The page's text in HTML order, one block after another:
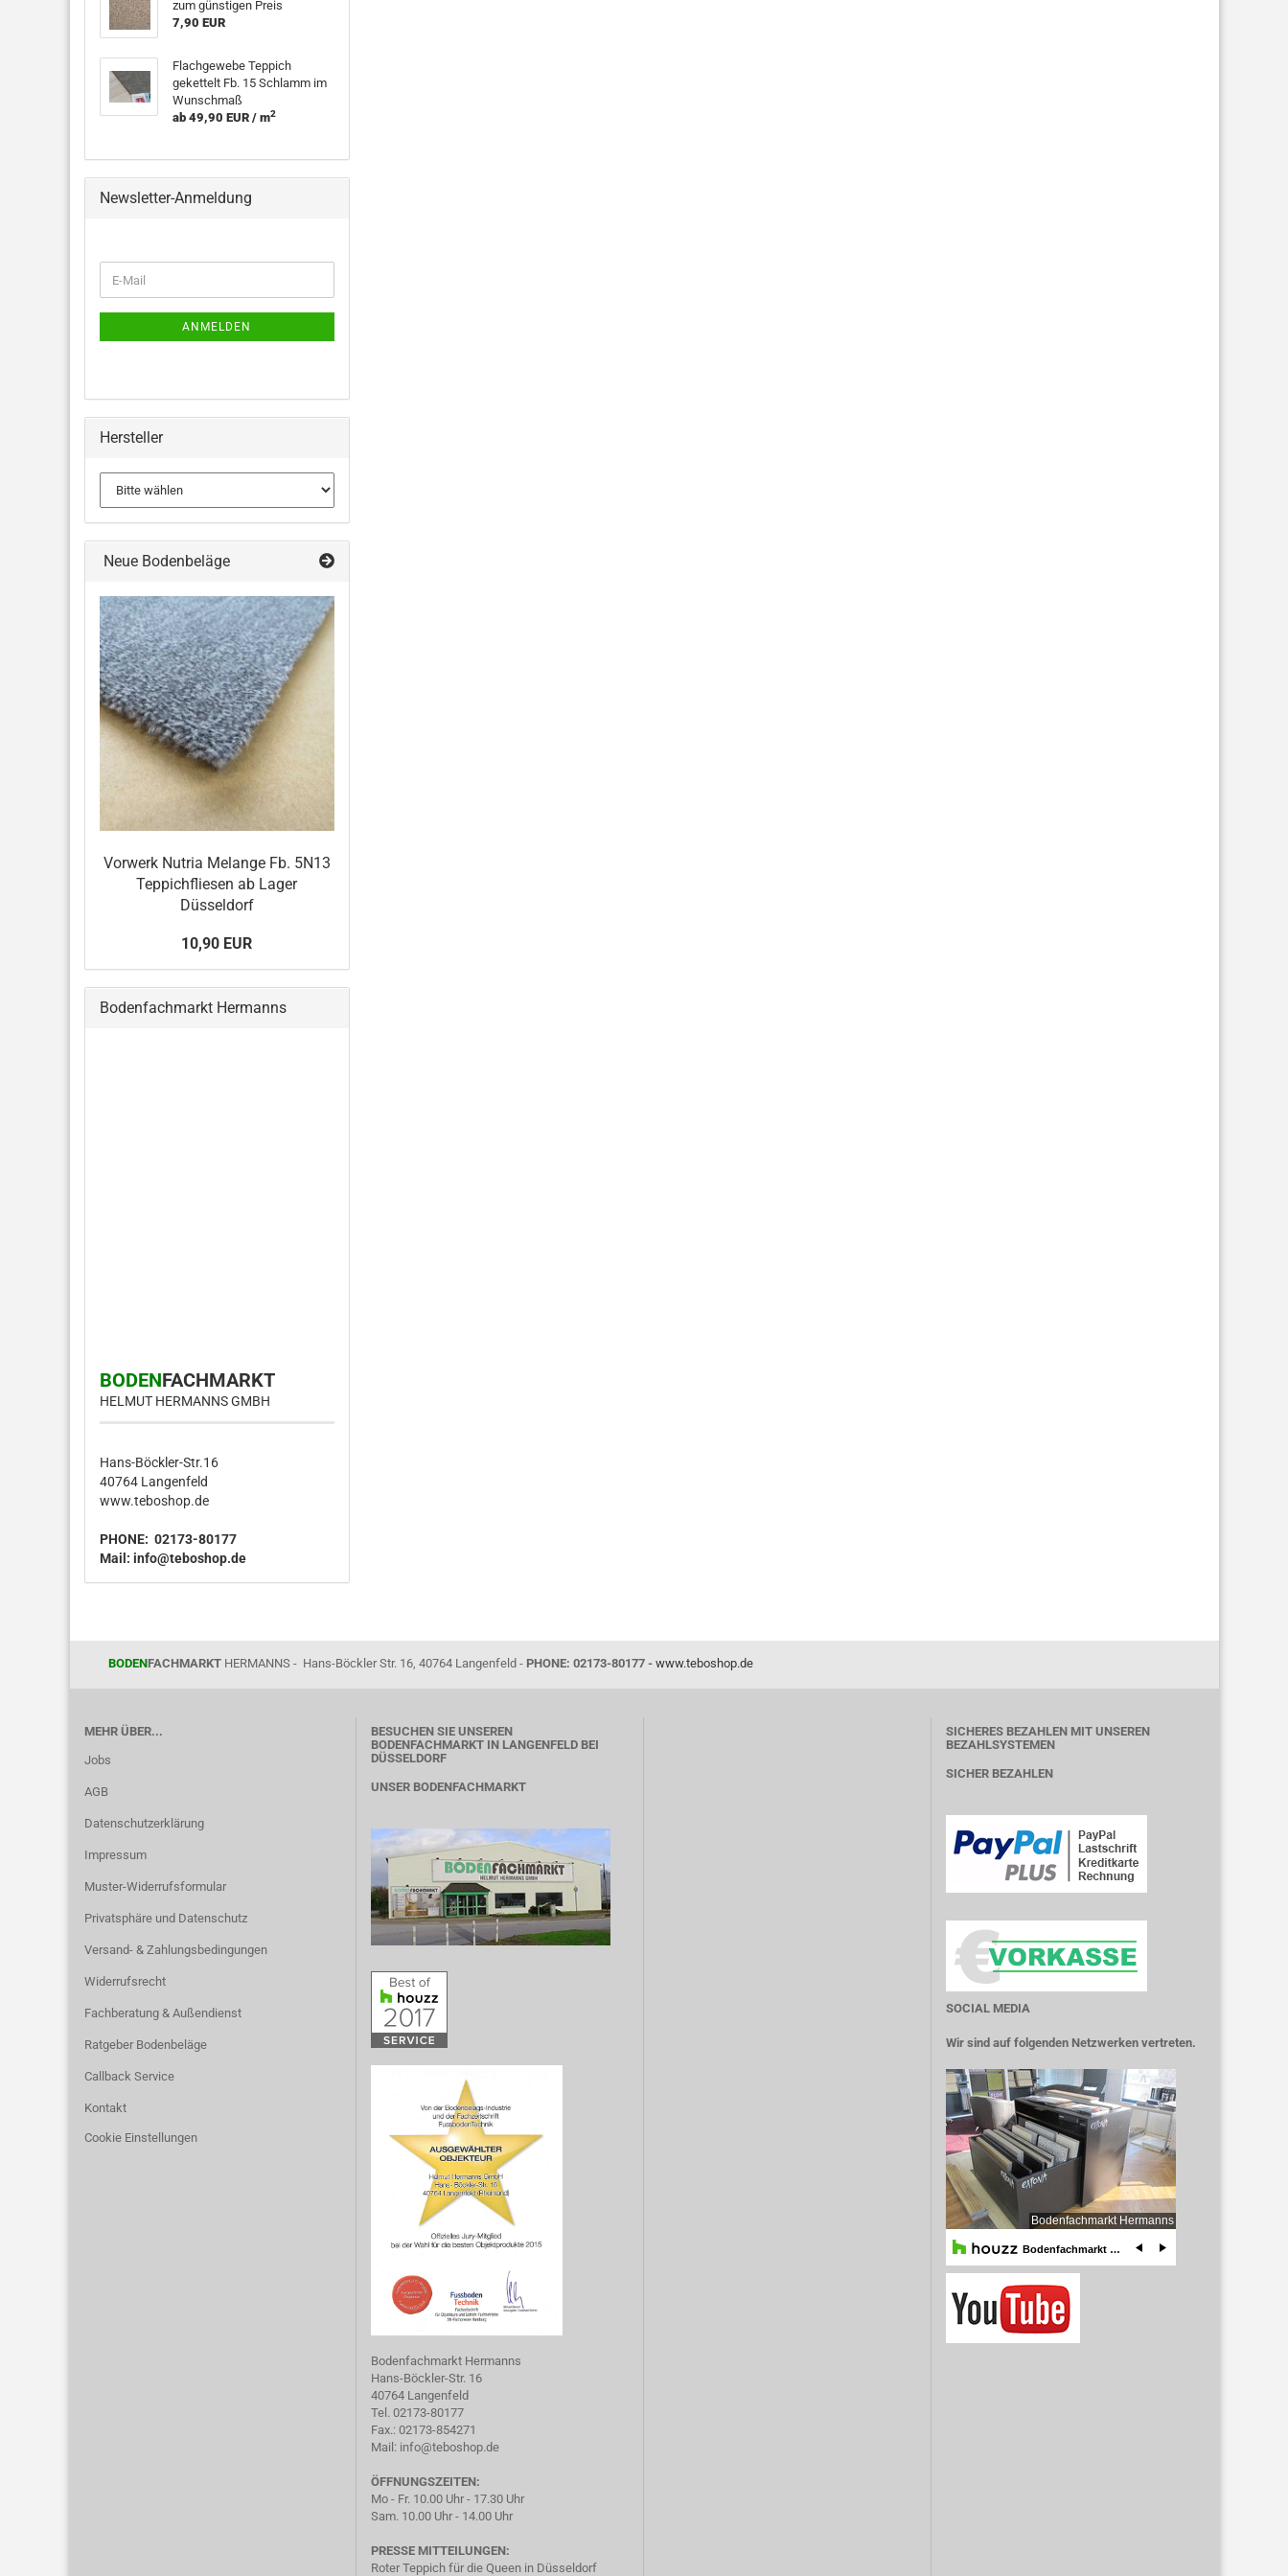
zum günstigen Preis
7,90 EUR
Flachgewebe Teppich
gekettelt Fb. 15 Schlamm im
Wunschmaß
ab 49,90 EUR / m2
Newsletter-Anmeldung
ZUR
E-
Mail
ANMELDEN
Hersteller
Neue Bodenbeläge
Vorwerk Nutria Melange Fb. 5N13
Teppichfliesen ab Lager
Düsseldorf
10,90 EUR
Bodenfachmarkt Hermanns
BODENFACHMARKT
HELMUT HERMANNS GMBH
Hans-Böckler-Str.16
40764 Langenfeld
www.teboshop.de
PHONE: 02173-80177
Mail: info@teboshop.de
BODENFACHMARKTHERMANNS - Hans-Böckler Str. 16, 40764 Langenfeld - PHONE: 02173-80177 - www.teboshop.de
MEHR ÜBER...
Jobs
AGB
Datenschutzerklärung
Impressum
Muster-Widerrufsformular
Privatsphäre und Datenschutz
Versand- & Zahlungsbedingungen
Widerrufsrecht
Fachberatung & Außendienst
Ratgeber Bodenbeläge
Callback Service
Kontakt
Cookie Einstellungen
BESUCHEN SIE UNSEREN
BODENFACHMARKT IN LANGENFELD BEI
DÜSSELDORF
UNSER BODENFACHMARKT
Bodenfachmarkt Hermanns
Hans-Böckler-Str. 16
40764 Langenfeld
Tel. 02173-80177
Fax.: 02173-854271
Mail: info@teboshop.de
ÖFFNUNGSZEITEN:
Mo - Fr. 10.00 Uhr - 17.30 Uhr
Sam. 10.00 Uhr - 14.00 Uhr
PRESSE MITTEILUNGEN:
Roter Teppich für die Queen in Düsseldorf
SICHERES BEZAHLEN MIT UNSEREN
BEZAHLSYSTEMEN
SICHER BEZAHLEN
SOCIAL MEDIA
Wir sind auf folgenden Netzwerken vertreten.